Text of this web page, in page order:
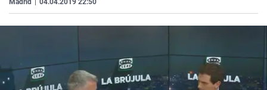
Madrid 04.04.2019 22:50